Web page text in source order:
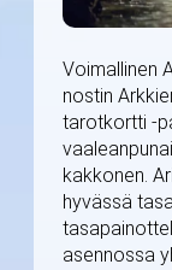
Voimallinen
nostin
tarotkortti -
kakkonen.
hyvässä
asennossa